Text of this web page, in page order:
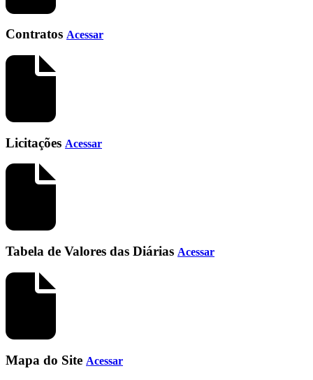
Contratos Acessar
Licitações Acessar
Tabela de Valores das Diárias Acessar
Mapa do Site Acessar